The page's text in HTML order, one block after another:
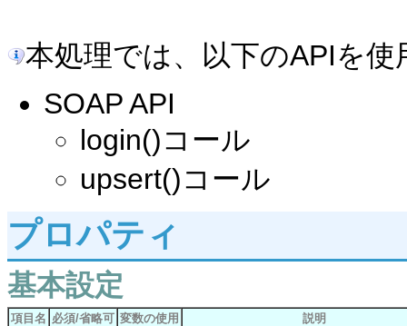
本処理では、以下のAPIを使
SOAP API
login()コール
upsert()コール
プロパティ
基本設定
項目名 必須/省略可 変数の使用
説明